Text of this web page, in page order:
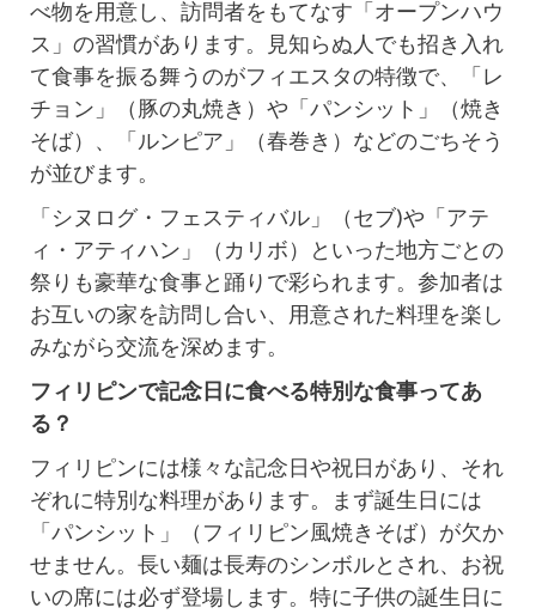
べ物を用意し、訪問者をもてなす「オープンハウ
ス」の習慣があります。見知らぬ人でも招き入れ
て食事を振る舞うのがフィエスタの特徴で、「レ
チョン」（豚の丸焼き）や「パンシット」（焼き
そば）、「ルンピア」（春巻き）などのごちそう
が並びます。
「シヌログ・フェスティバル」（セブ)や「アテ
ィ・アティハン」（カリボ）といった地方ごとの
祭りも豪華な食事と踊りで彩られます。参加者は
お互いの家を訪問し合い、用意された料理を楽し
みながら交流を深めます。
フィリピンで記念日に食べる特別な食事ってあ
る？
フィリピンには様々な記念日や祝日があり、それ
ぞれに特別な料理があります。まず誕生日には
「パンシット」（フィリピン風焼きそば）が欠か
せません。長い麺は長寿のシンボルとされ、お祝
いの席には必ず登場します。特に子供の誕生日に